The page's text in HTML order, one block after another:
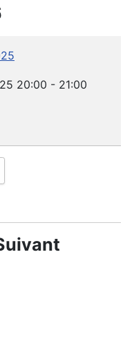
20:00 - 21:00